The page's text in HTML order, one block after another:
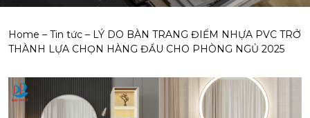
Home – Tin tức – LÝ DO BÀN TRANG ĐIỂM NHỰA PVC TRỞ
THÀNH LỰA CHỌN HÀNG ĐẦU CHO PHÒNG NGỦ 2025